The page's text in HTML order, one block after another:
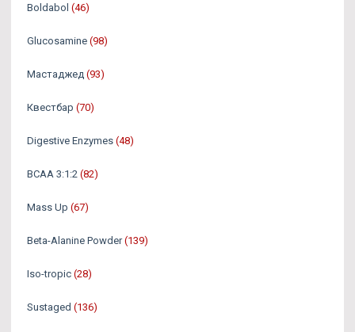
Boldabol (46)
Glucosamine (98)
Мастаджед (93)
Квестбар (70)
Digestive Enzymes (48)
BCAA 3:1:2 (82)
Mass Up (67)
Beta-Alanine Powder (139)
Iso-tropic (28)
Sustaged (136)